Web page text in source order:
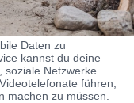
Daten zu
kannst du deine
soziale Netzwerke
führen,
machen zu müssen.